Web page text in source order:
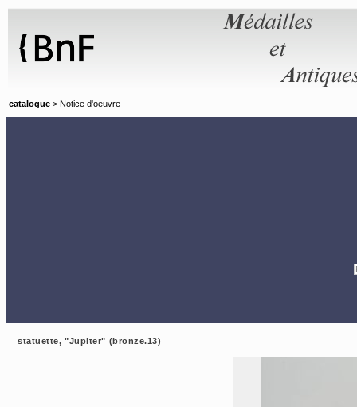
catalogue > Notice d'oeuvre
statuette, "Jupiter" (bronze.13)